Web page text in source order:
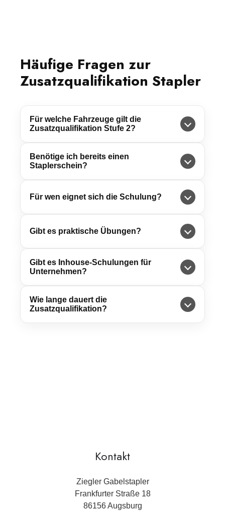
Häufige Fragen zur
Zusatzqualifikation Stapler
Für welche Fahrzeuge gilt die
Zusatzqualifikation Stufe 2?
Benötige ich bereits einen
Staplerschein?
Für wen eignet sich die Schulung?
Gibt es praktische Übungen?
Gibt es Inhouse-Schulungen für
Unternehmen?
Wie lange dauert die
Zusatzqualifikation?
Kontakt
Zieg­ler Ga­bel­stap­ler
Frank­fur­ter Stra­ße 18
86156 Augs­burg